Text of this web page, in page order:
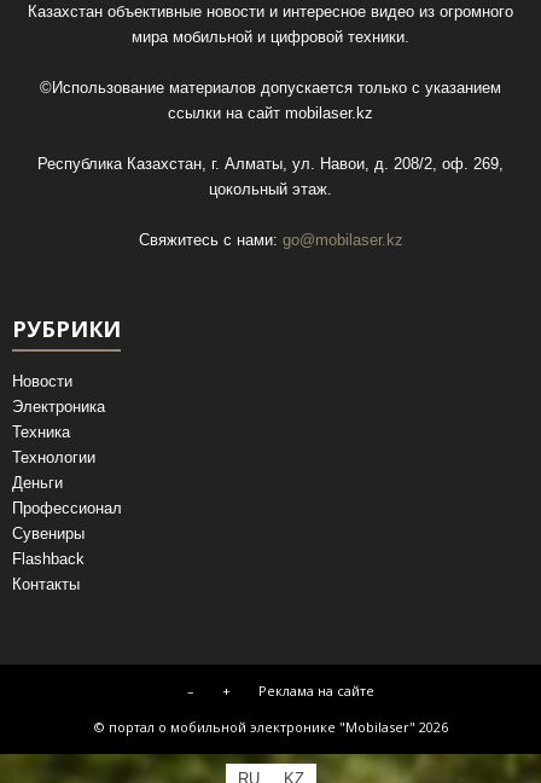
Казахстан объективные новости и интересное видео из огромного
мира мобильной и цифровой техники.
©Использование материалов допускается только с указанием
ссылки на сайт mobilaser.kz
Республика Казахстан, г. Алматы, ул. Навои, д. 208/2, оф. 269,
цокольный этаж.
Свяжитесь с нами: go@mobilaser.kz
РУБРИКИ
Новости
Электроника
Техника
Технологии
Деньги
Профессионал
Сувениры
Flashback
Контакты
– +
Реклама на сайте
© портал о мобильной электронике "Mobilaser" 2026